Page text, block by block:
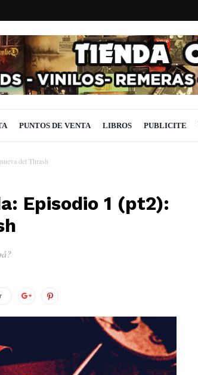
PUNTOS DE VENTA LIBROS PUBLICITE
del Thrash
Episodio 1 (pt2):